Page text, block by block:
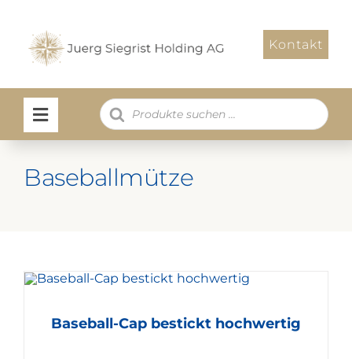
springen
Kontakt
Products
search
Baseballmütze
Baseball-Cap bestickt hochwertig